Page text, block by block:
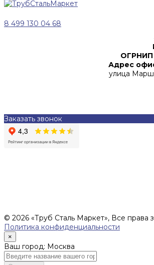
8 499 130 04 68
ОГРНИП
Адрес
улица
Заказать звонок
© 2026 «Труб Сталь Маркет», Все права
Политика конфиденциальности
×
Ваш город: Москва